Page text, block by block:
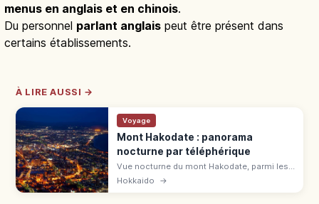
menus en anglais et en chinois.
Du personnel parlant anglais peut être présent dans
certains établissements.
À LIRE AUSSI →
Voyage
Mont Hakodate : panorama
nocturne par téléphérique
Vue nocturne du mont Hakodate, parmi les
3 plus belles du Japon et 3 étoiles au Guide
Hokkaido →